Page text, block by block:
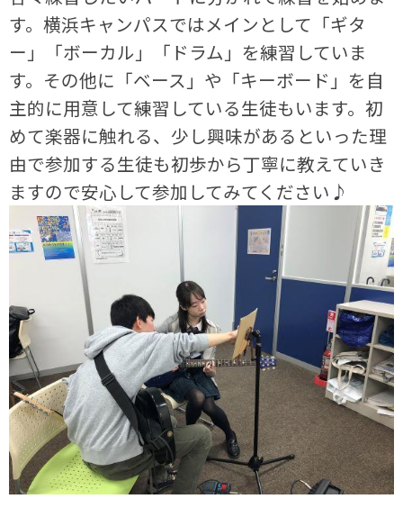
す。横浜キャンパスではメインとして「ギタ
ー」「ボーカル」「ドラム」を練習していま
す。その他に「ベース」や「キーボード」を自
主的に用意して練習している生徒もいます。初
めて楽器に触れる、少し興味があるといった理
由で参加する生徒も初歩から丁寧に教えていき
ますので安心して参加してみてください♪